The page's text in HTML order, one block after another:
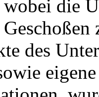
wobei die
Geschoßen
des